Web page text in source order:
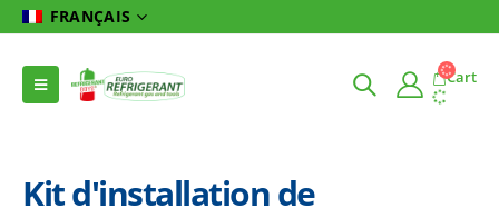
FRANÇAIS
Cart
Kit d'installation de